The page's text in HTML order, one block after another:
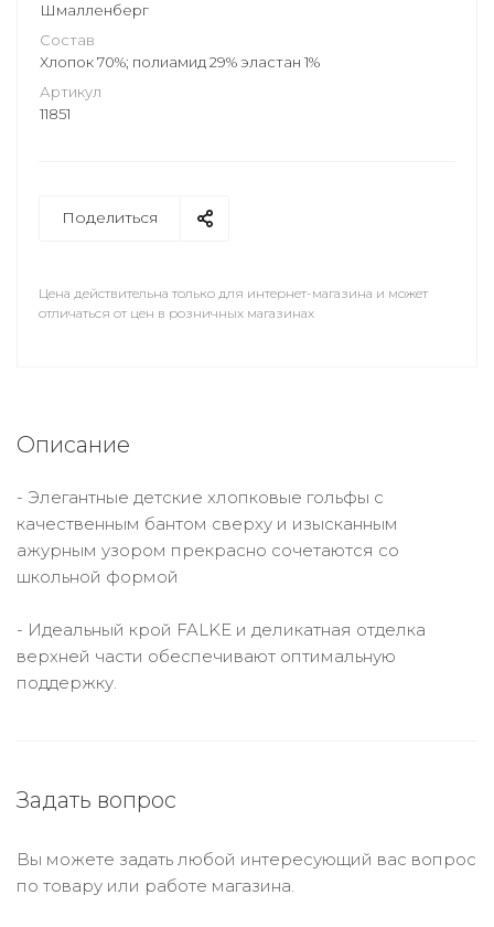
Шмалленберг
Состав
Хлопок 70%; полиамид 29% эластан 1%
Артикул
11851
Поделиться
Цена действительна только для интернет-магазина и может
отличаться от цен в розничных магазинах
Описание
- Элегантные детские хлопковые гольфы с
качественным бантом сверху и изысканным
ажурным узором прекрасно сочетаются со
школьной формой
- Идеальный крой FALKE и деликатная отделка
верхней части обеспечивают оптимальную
поддержку.
Задать вопрос
Вы можете задать любой интересующий вас вопрос
по товару или работе магазина.